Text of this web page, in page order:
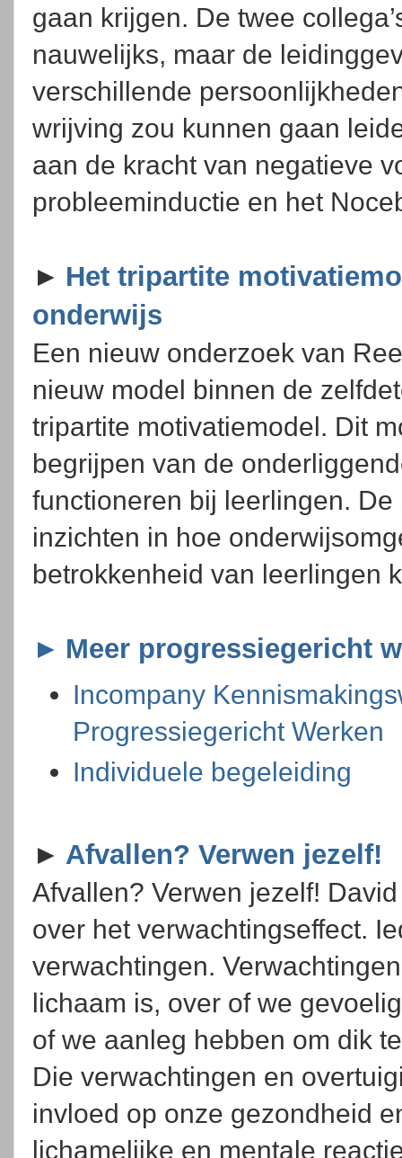
gaan krijgen. De twee
nauwelijks, maar de
verschillende
wrijving zou kunnen gaan
aan de kracht van negatieve
probleeminductie en het
► Het tripartite
onderwijs
Een nieuw onderzoek van
nieuw model binnen de
tripartite motivatiemodel. Dit
begrijpen van de
functioneren bij leerlingen.
inzichten in hoe
betrokkenheid van leerlingen
► Meer progressiegericht
Incompany
Progressiegericht Werken
Individuele begeleiding
► Afvallen? Verwen jezelf!
Afvallen? Verwen jezelf!
over het verwachtingseffect.
verwachtingen.
lichaam is, over of we
of we aanleg hebben om dik
Die verwachtingen en
invloed op onze gezondheid
lichamelijke en mentale